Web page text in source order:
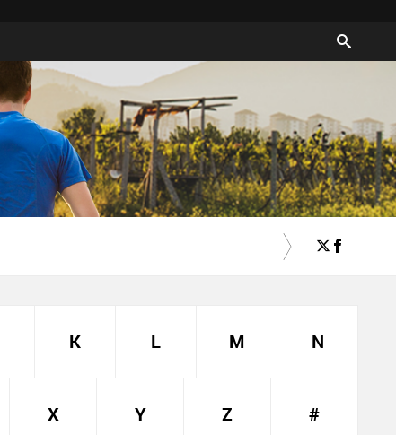
K L M N
X Y Z #